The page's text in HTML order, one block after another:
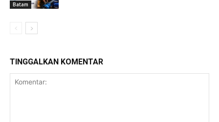
Batam
TINGGALKAN KOMENTAR